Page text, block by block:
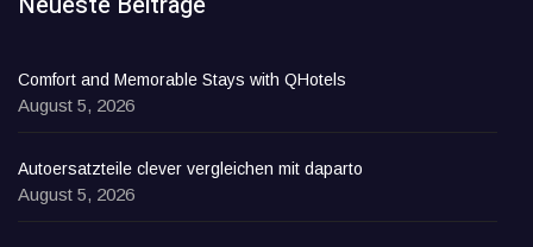
Comfort and Memorable Stays with QHotels
August 5, 2026
Autoersatzteile clever vergleichen mit daparto
August 5, 2026